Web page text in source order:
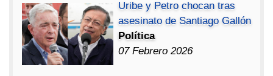
Uribe y Petro chocan tras
asesinato de Santiago Gallón
Política
07 Febrero 2026